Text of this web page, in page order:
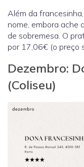
Além da
nome, embora ache
de sobremesa. O
por 17,06€ (o preço
Dezembro:
(Coliseu)